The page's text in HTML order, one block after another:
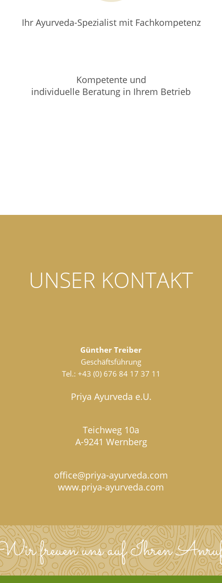
Ihr Ayurveda-Spezialist mit Fachkompetenz
Kompetente und
individuelle Beratung in Ihrem Betrieb
UNSER KONTAKT
Günther Treiber
Geschäftsführung
Tel.: +43 (0) 676 84 17 37 11
Priya Ayurveda e.U.
Teichweg 10a
A-9241 Wernberg
office@priya-ayurveda.com
www.priya-ayurveda.com